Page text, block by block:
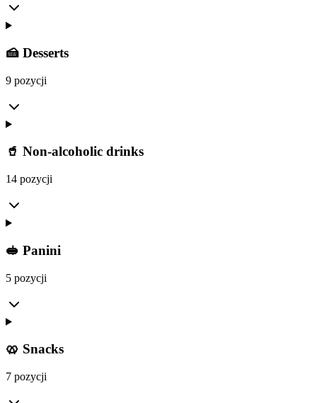
🍰 Desserts
9 pozycji
🥤 Non-alcoholic drinks
14 pozycji
🥪 Panini
5 pozycji
🥨 Snacks
7 pozycji